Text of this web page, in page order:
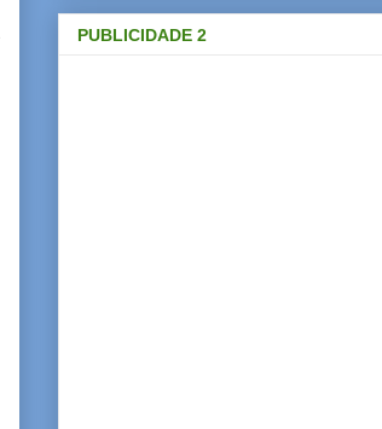
PUBLICIDADE 2